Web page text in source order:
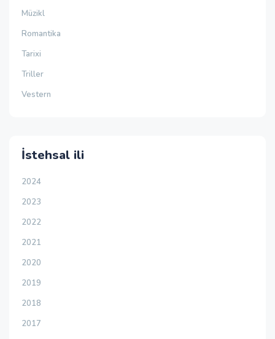
Müzikl
Romantika
Tarixi
Triller
Vestern
İstehsal ili
2024
2023
2022
2021
2020
2019
2018
2017